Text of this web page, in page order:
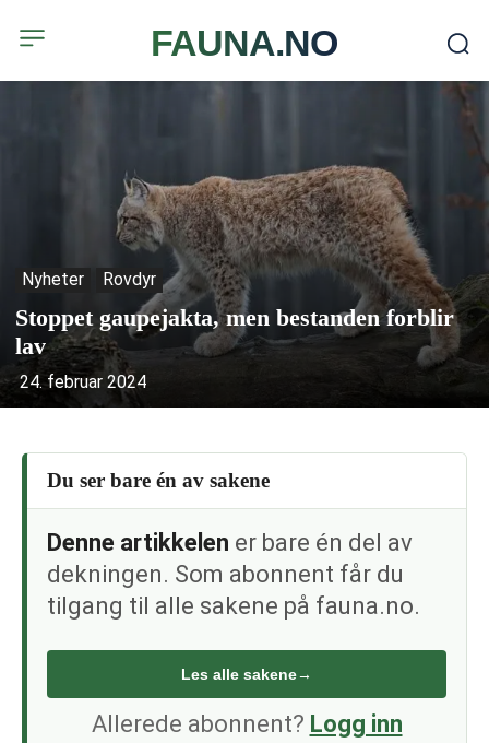
FAUNA.NO
Nyheter Rovdyr
Stoppet gaupejakta, men bestanden forblir
lav
24. februar 2024
Du ser bare én av sakene
Denne artikkelen er bare én del av
dekningen. Som abonnent får du
tilgang til alle sakene på fauna.no.
Les alle sakene→
Allerede abonnent? Logg inn